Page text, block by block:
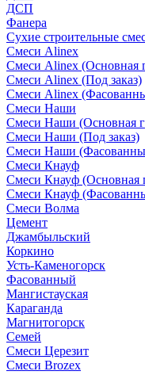
ДСП
Фанера
Сухие строительные
Смеси Alinex
Смеси Alinex (Основная
Смеси Alinex (Под заказ)
Смеси Alinex
Смеси Наши
Смеси Наши (Основная
Смеси Наши (Под заказ)
Смеси Наши
Смеси Кнауф
Смеси Кнауф (Основная
Смеси Кнауф
Смеси Волма
Цемент
Джамбыльский
Коркино
Усть-Каменогорск
Фасованный
Мангистауская
Караганда
Магнитогорск
Семей
Смеси Церезит
Смеси Brozex